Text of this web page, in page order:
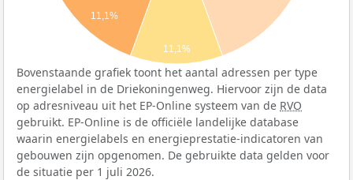
11,1%
11,1%
Bovenstaande grafiek toont het aantal adressen per type
energielabel in de Driekoningenweg. Hiervoor zijn de data
op adresniveau uit het EP-Online systeem van de RVO
gebruikt. EP-Online is de officiële landelijke database
waarin energielabels en energieprestatie-indicatoren van
gebouwen zijn opgenomen. De gebruikte data gelden voor
de situatie per 1 juli 2026.